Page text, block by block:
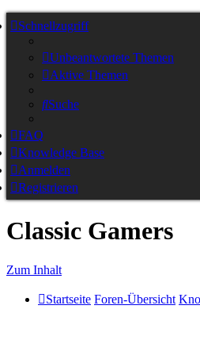
Schnellzugriff
Unbeantwortete Themen
Aktive Themen
Suche
FAQ
Knowledge Base
Anmelden
Registrieren
Classic Gamers
Zum Inhalt
Startseite Foren-Übersicht